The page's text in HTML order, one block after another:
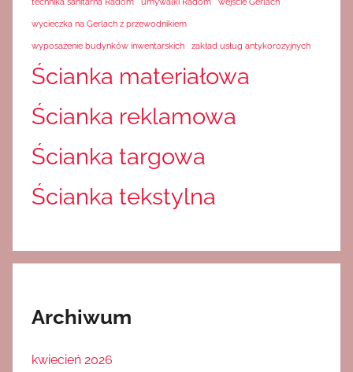
wycieczka na Gerlach z przewodnikiem
wyposażenie budynków inwentarskich zakład usług antykorozyjnych
Ścianka materiałowa
Ścianka reklamowa
Ścianka targowa
Ścianka tekstylna
Archiwum
kwiecień 2026